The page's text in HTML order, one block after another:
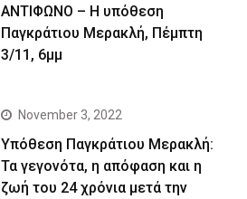
ΑΝΤΙΦΩΝΟ – Η υπόθεση
Παγκράτιου Μερακλή, Πέμπτη
3/11, 6μμ
November 3, 2022
Yπόθεση Παγκράτιου Μερακλή:
Τα γεγονότα, η απόφαση και η
ζωή του 24 χρόνια μετά την